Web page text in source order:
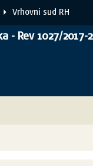
Vrhovni sud RH
- Rev 1027/2017-2